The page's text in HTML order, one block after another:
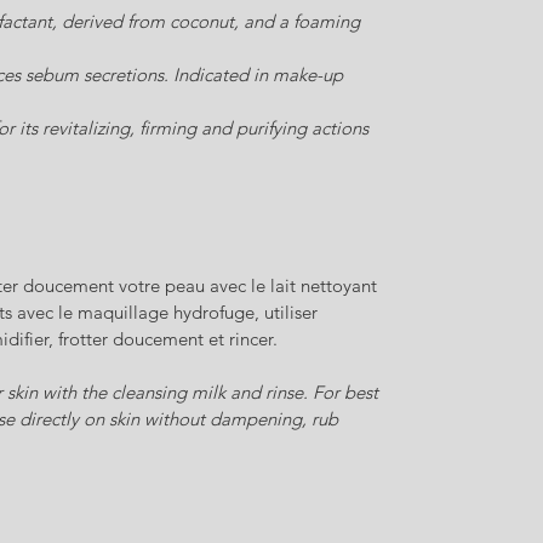
derived from coconut, and a foaming
sebum secretions. Indicated in make-up
its revitalizing, firming and purifying actions
doucement votre peau avec le lait nettoyant
avec le maquillage hydrofuge, utiliser
frotter doucement et rincer.
with the cleansing milk and rinse. For best
directly on skin without dampening, rub